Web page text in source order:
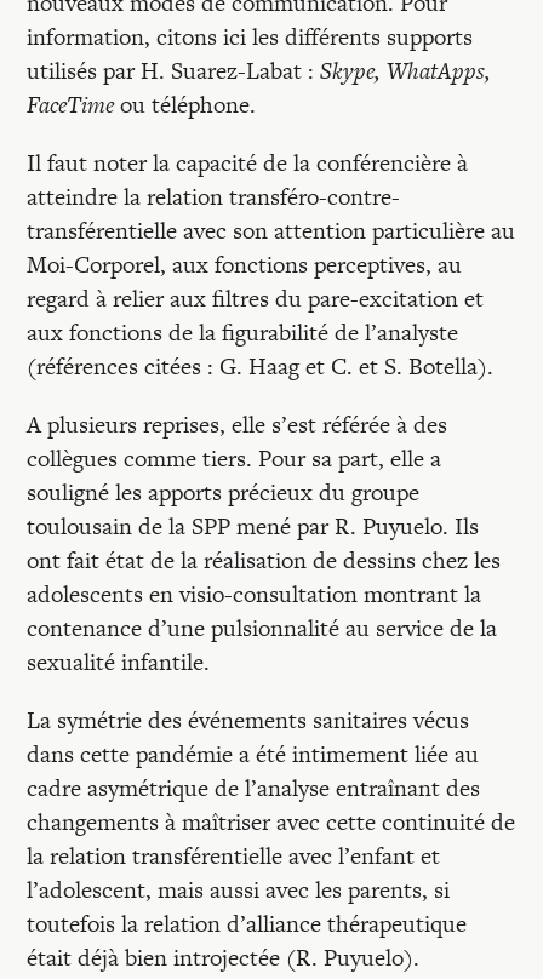
information, citons ici les différents supports
utilisés par H. Suarez-Labat :Skype, WhatApps,
FaceTimeou téléphone.
Il faut noter la capacité de la conférencière à
atteindre la relation transféro-contre-
transférentielle avec son attention particulière au
Moi-Corporel, aux fonctions perceptives, au
regard à relier aux filtres du pare-excitation et
aux fonctions de la figurabilité de l’analyste
(références citées : G. Haag et C. et S. Botella).
A plusieurs reprises, elle s’est référée à des
collègues comme tiers. Pour sa part, elle a
souligné les apports précieux du groupe
toulousain de la SPP mené par R. Puyuelo. Ils
ont fait état de la réalisation de dessins chez les
adolescents en visio-consultation montrant la
contenance d’une pulsionnalité au service de la
sexualité infantile.
La symétrie des événements sanitaires vécus
dans cette pandémie a été intimement liée au
cadre asymétrique de l’analyse entraînant des
changements à maîtriser avec cette continuité de
la relation transférentielle avec l’enfant et
l’adolescent, mais aussi avec les parents, si
toutefois la relation d’alliance thérapeutique
était déjà bien introjectée (R. Puyuelo).